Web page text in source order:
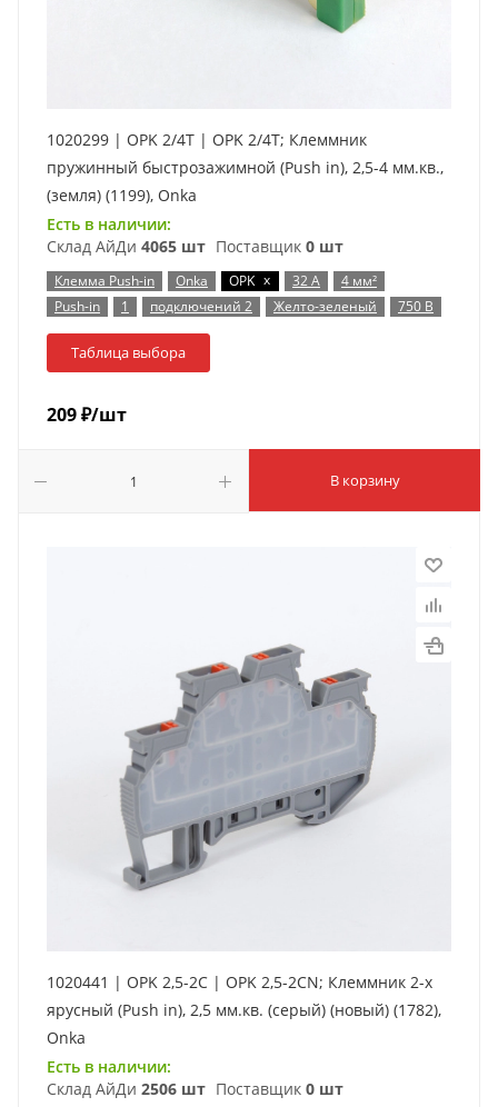
1020299 | OPK 2/4T | OPK 2/4T; Клеммник
пружинный быстрозажимной (Push in), 2,5-4 мм.кв.,
(земля) (1199), Onka
Есть в наличии:
Склад АйДи 4065 шт Поставщик 0 шт
Клемма Push-in Onka OPK x 32 А
4 мм²
Push-in
1 подключений 2 Желто-зеленый 750 В
Таблица выбора
209₽/шт
В корзину
1020441 | OPK 2,5-2C | OPK 2,5-2CN; Клеммник 2-х
ярусный (Push in), 2,5 мм.кв. (серый) (новый) (1782),
Onka
Есть в наличии:
Склад АйДи 2506 шт Поставщик 0 шт